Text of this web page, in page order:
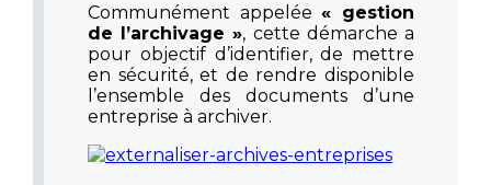
Communément appelée« gestion
de l’archivage », cette démarche a
pour objectif d’identifier, de mettre
en sécurité, et de rendre disponible
l’ensemble des documents d’une
entreprise à archiver.